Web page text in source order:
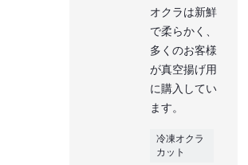
オクラは新鮮
で柔らかく、
多くのお客様
が真空揚げ用
に購入してい
ます。
冷凍オクラ
カット